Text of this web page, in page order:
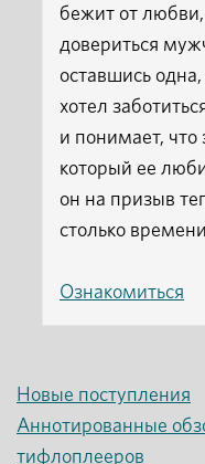
бежит от
довериться
оставшись
хотел
и понимает, что
который ее
он на призыв
столько
Ознакомиться
Новые поступления
Аннотированные
тифлоплееров